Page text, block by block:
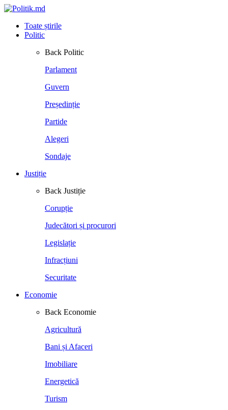
Toate știrile
Politic
Back Politic
Parlament
Guvern
Președinție
Partide
Alegeri
Sondaje
Justiție
Back Justiție
Corupție
Judecători și procurori
Legislație
Infracțiuni
Securitate
Economie
Back Economie
Agricultură
Bani și Afaceri
Imobiliare
Energetică
Turism